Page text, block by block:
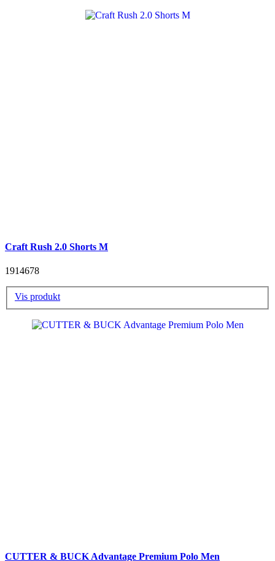
Craft Rush 2.0 Shorts M
1914678
Vis produkt
CUTTER & BUCK Advantage Premium Polo Men